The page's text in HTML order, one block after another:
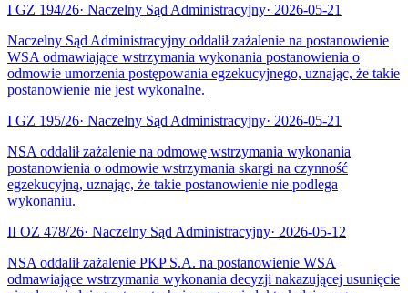
I GZ 194/26· Naczelny Sąd Administracyjny· 2026-05-21
Naczelny Sąd Administracyjny oddalił zażalenie na postanowienie
WSA odmawiające wstrzymania wykonania postanowienia o
odmowie umorzenia postępowania egzekucyjnego, uznając, że takie
postanowienie nie jest wykonalne.
I GZ 195/26· Naczelny Sąd Administracyjny· 2026-05-21
NSA oddalił zażalenie na odmowę wstrzymania wykonania
postanowienia o odmowie wstrzymania skargi na czynność
egzekucyjną, uznając, że takie postanowienie nie podlega
wykonaniu.
II OZ 478/26· Naczelny Sąd Administracyjny· 2026-05-12
NSA oddalił zażalenie PKP S.A. na postanowienie WSA
odmawiające wstrzymania wykonania decyzji nakazującej usunięcie